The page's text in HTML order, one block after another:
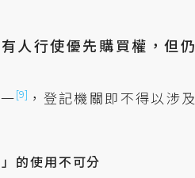
人行使優先購買權，但仍
[9] ，登記機關即不得以涉及
的使用不可分